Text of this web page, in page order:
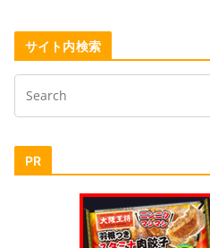
サイト内検索
PR